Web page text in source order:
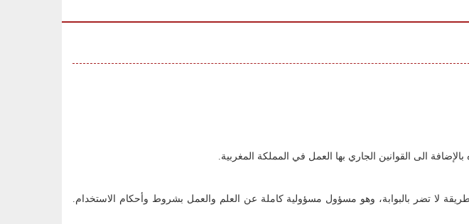
الى القوانين الجاري بها العمل في المملكة المغربية.
لا تضر بالبوابة، وهو مسؤول مسؤولية كاملة عن العلم والعمل بشروط وأحكام الاستخدام.